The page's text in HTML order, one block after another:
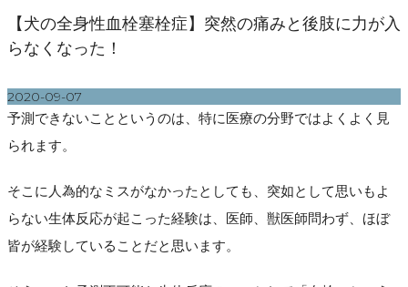
【犬の全身性血栓塞栓症】突然の痛みと後肢に力が入
らなくなった！
2020-09-07
予測できないことというのは、特に医療の分野ではよくよく見
られます。
そこに人為的なミスがなかったとしても、突如として思いもよ
らない生体反応が起こった経験は、医師、獣医師問わず、ほぼ
皆が経験していることだと思います。